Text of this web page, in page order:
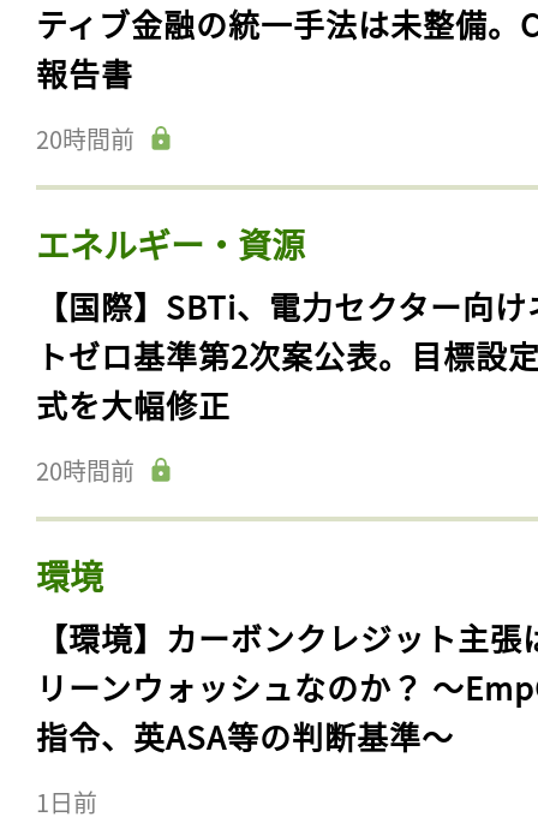
ティブ金融の統一手法は未整備。
報告書
20時間前
エネルギー・資源
【国際】SBTi、電力セクター向
トゼロ基準第2次案公表。目標設
式を大幅修正
20時間前
環境
【環境】カーボンクレジット主張
リーンウォッシュなのか？ 〜
指令、英ASA等の判断基準〜
1日前